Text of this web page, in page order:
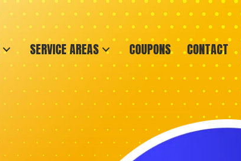
SERVICE AREAS COUPONS CONTACT